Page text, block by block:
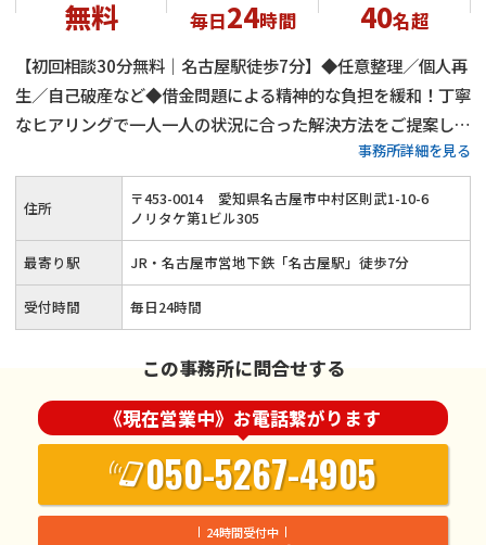
無料 毎日24時間 40名超
【初回相談30分無料｜名古屋駅徒歩7分】◆任意整理／個人再
生／自己破産など◆借金問題による精神的な負担を緩和！丁寧
なヒアリングで一人一人の状況に合った解決方法をご提案しま
す◎ご事情によって弁護士費用の分割も可能！借金でお悩みの
方はお気軽にご相談ください≪夜間・土日祝のご相談にも対応
≫
事務所詳細を見る
住所 〒453-0014
愛知県名古屋市中村区則武1-10-6
ノリタケ第1ビル305
最寄り駅 JR・名古屋市営地下鉄「名古屋駅」徒歩7分
受付時間 毎日24時間
この事務所に問合せする
《現在営業中》お電話繋がります
050-5267-4905
24時間受付中